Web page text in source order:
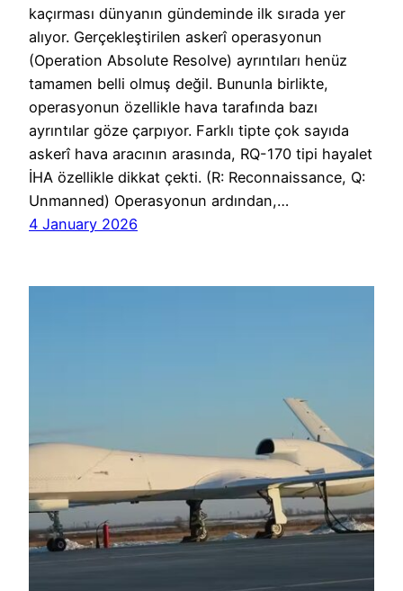
kaçırması dünyanın gündeminde ilk sırada yer
alıyor. Gerçekleştirilen askerî operasyonun
(Operation Absolute Resolve) ayrıntıları henüz
tamamen belli olmuş değil. Bununla birlikte,
operasyonun özellikle hava tarafında bazı
ayrıntılar göze çarpıyor. Farklı tipte çok sayıda
askerî hava aracının arasında, RQ-170 tipi hayalet
İHA özellikle dikkat çekti. (R: Reconnaissance, Q:
Unmanned) Operasyonun ardından,…
4 January 2026